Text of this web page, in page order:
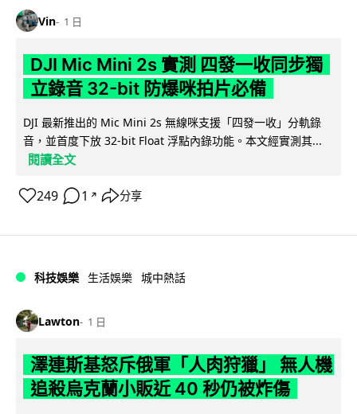
Vin 1 日
DJI Mic Mini 2s 實測 四發一收同步獨
立錄音 32-bit 防爆咪拍片必備
DJI 最新推出的 Mic Mini 2s 無線咪支援「四發一收」分軌錄
音，並首度下放 32-bit Float 浮點內錄功能。本文經實測其...
閱讀全文
249 1 ↗ 分享
科技娛樂 生活娛樂 城中熱話
Lawton 1 日
澤連斯基怒斥俄軍「人肉狩獵」 無人機
追殺烏克蘭小販近 40 秒仍被炸傷